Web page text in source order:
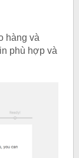
hàng và
phù hợp và